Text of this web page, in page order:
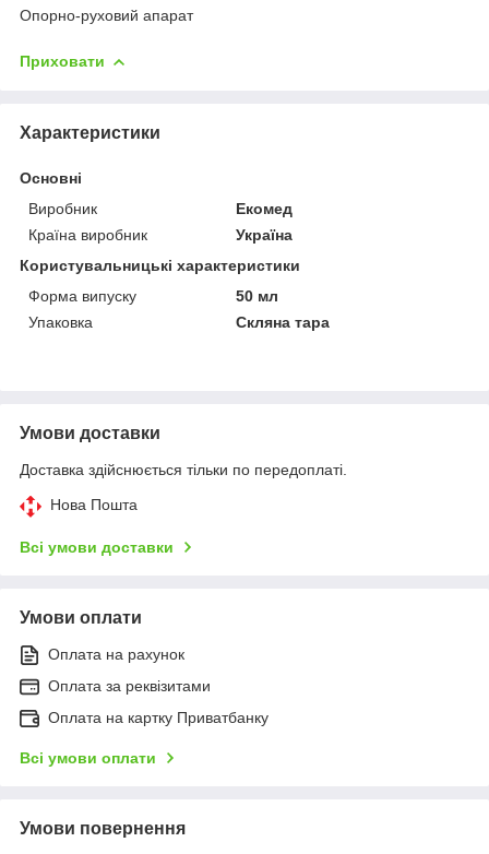
Опорно-руховий апарат
Приховати
Характеристики
Основні
Виробник
Екомед
Країна виробник
Україна
Користувальницькі характеристики
Форма випуску
50 мл
Упаковка
Скляна тара
Умови доставки
Доставка здійснюється тільки по передоплаті.
Нова Пошта
Всі умови доставки
Умови оплати
Оплата на рахунок
Оплата за реквізитами
Оплата на картку Приватбанку
Всі умови оплати
Умови повернення